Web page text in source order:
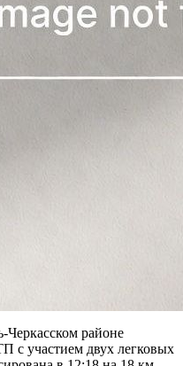
Черкасском районе
с участием двух легковых